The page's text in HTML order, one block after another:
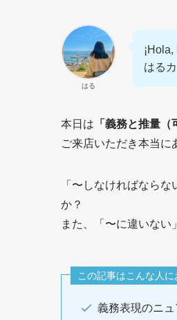
はる
はる
本日は 「義務と推量（
ご来店いただき本当に
「〜しなければならな
か？
また、「〜に違いない
この記事はこんな人に
義務表現のニ